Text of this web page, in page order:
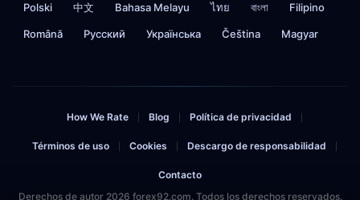
Polski 中文 Bahasa Melayu ไทย বাংলা Filipino
Română Русский Українська Čeština Magyar
How We Rate Blog Política de privacidad
Términos de uso Cookies Descargo de responsabilidad
Contacto
Derechos de autor 2026 forex92.com. Todos los derechos reservados.